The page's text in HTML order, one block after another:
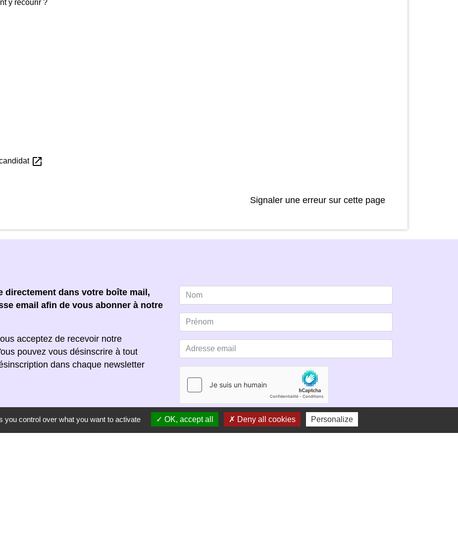
y recourir ?
open_in_new
Signaler une erreur sur cette page
directement dans votre boîte mail,
email afin de vous abonner à notre
acceptez de recevoir notre
pouvez vous désinscrire à tout
dans chaque newsletter
S'ABONNER
you control over what you want to activate OK, accept all Deny all cookies Personalize